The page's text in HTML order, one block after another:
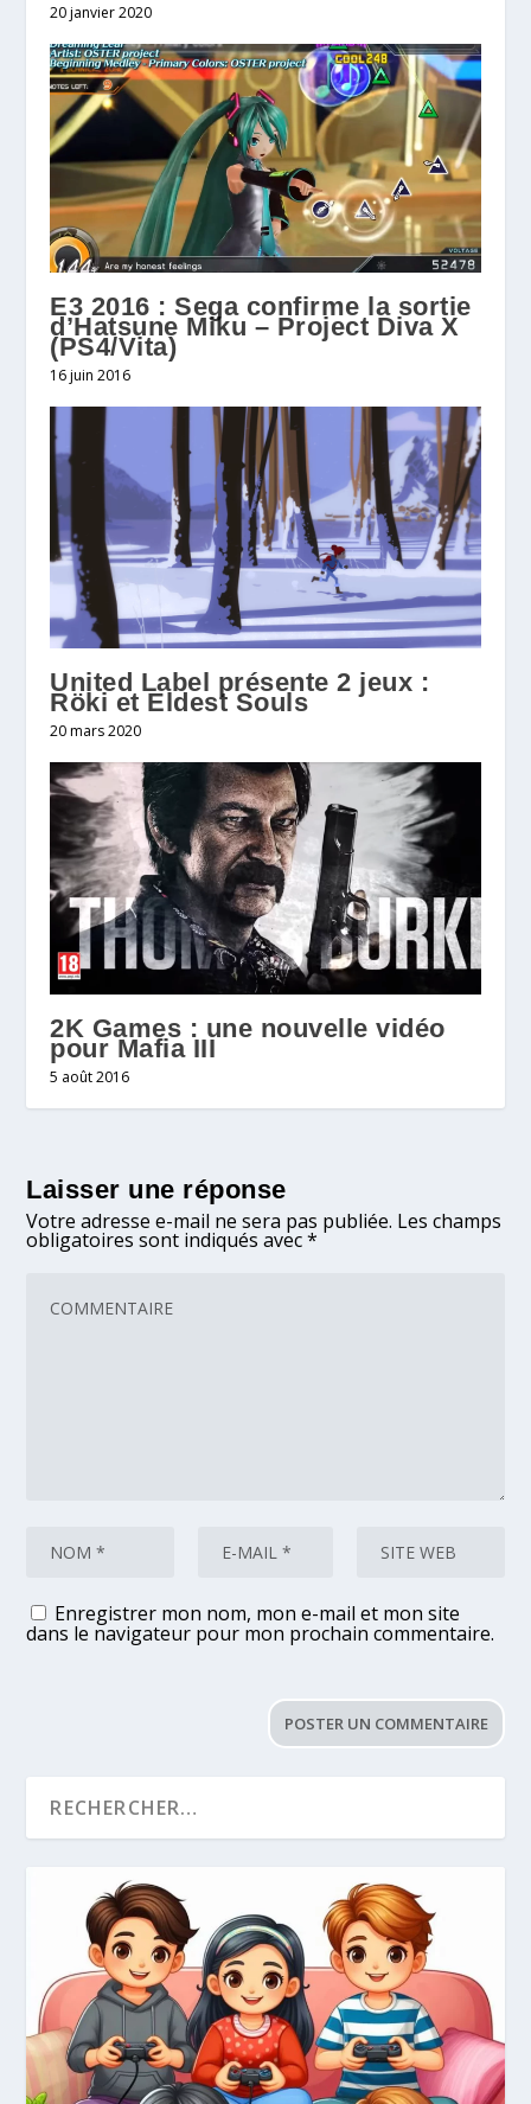
20 janvier 2020
E3 2016 : Sega confirme la sortie
d’Hatsune Miku – Project Diva X
(PS4/Vita)
16 juin 2016
United Label présente 2 jeux :
Röki et Eldest Souls
20 mars 2020
2K Games : une nouvelle vidéo
pour Mafia III
5 août 2016
Laisser une réponse
Votre adresse e-mail ne sera pas publiée. Les champs
obligatoires sont indiqués avec*
Enregistrer mon nom, mon e-mail et mon site
dans le navigateur pour mon prochain commentaire.